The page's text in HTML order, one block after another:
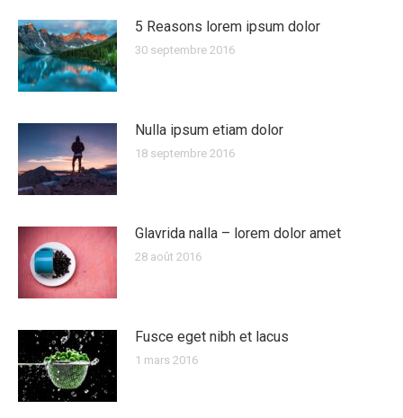
5 Reasons lorem ipsum dolor
30 septembre 2016
Nulla ipsum etiam dolor
18 septembre 2016
Glavrida nalla – lorem dolor amet
28 août 2016
Fusce eget nibh et lacus
1 mars 2016